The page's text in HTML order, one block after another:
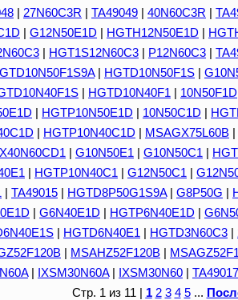
| 27N60C3R | TA49049 | 40N60C3R |
| G12N50E1D | HGTH12N50E1D |
| HGT1S12N60C3 | P12N60C3 |
| HGTD10N50F1S |
| HGTD10N40F1 | 10N50F1D
| HGTP10N50E1D | 10N50C1D |
| HGTP10N40C1D | MSAGX75L60B |
| G10N50E1 | G10N50C1 |
| HGTP10N40C1 | G12N50C1 |
| TA49015 | HGTD8P50G1S9A| G8P50G |
| G6N40E1D | HGTP6N40E1D |
| HGTD6N40E1 | HGTD3N60C3 |
| MSAHZ52F120B |
| IXSM30N60A| IXSM30N60 | TA49017
Стр. 1 из 11 | 1 2 3 4 5...